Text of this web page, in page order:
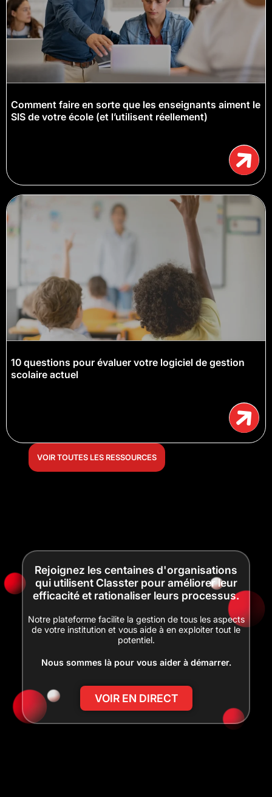
Comment faire en sorte que les enseignants aiment le
SIS de votre école (et l’utilisent réellement)
10 questions pour évaluer votre logiciel de gestion
scolaire actuel
VOIR TOUTES LES RESSOURCES
Rejoignez les centaines d'organisations
qui utilisent Classter pour améliorer leur
efficacité et rationaliser leurs processus.
Notre plateforme facilite la gestion de tous les aspects
de votre institution et vous aide à en exploiter tout le
potentiel.
Nous sommes là pour vous aider à démarrer.
VOIR EN DIRECT